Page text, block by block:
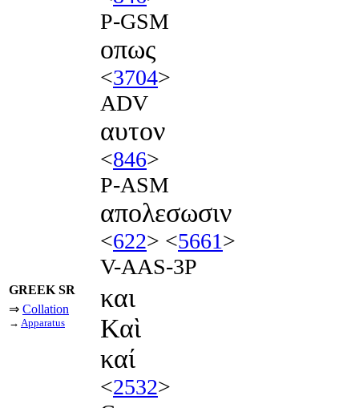
P-GSM
οπως
<3704>
ADV
αυτον
<846>
P-ASM
απολεσωσιν
<622> <5661>
V-AAS-3P
GREEK SR
⇒ Collation
→ Apparatus
και
Καὶ
καί
<2532>